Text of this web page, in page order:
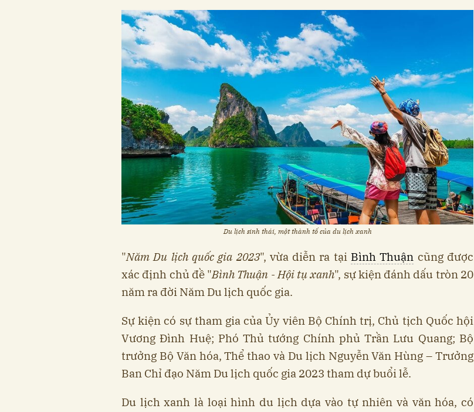
Du lịch sinh thái, một thành tố của du lịch xanh
"Năm Du lịch quốc gia 2023", vừa diễn ra tại Bình Thuận cũng được
xác định chủ đề "Bình Thuận - Hội tụ xanh", sự kiện đánh dấu tròn 20
năm ra đời Năm Du lịch quốc gia.
Sự kiện có sự tham gia của Ủy viên Bộ Chính trị, Chủ tịch Quốc hội
Vương Đình Huệ; Phó Thủ tướng Chính phủ Trần Lưu Quang; Bộ
trưởng Bộ Văn hóa, Thể thao và Du lịch Nguyễn Văn Hùng – Trưởng
Ban Chỉ đạo Năm Du lịch quốc gia 2023 tham dự buổi lễ.
Du lịch xanh là loại hình du lịch dựa vào tự nhiên và văn hóa, có